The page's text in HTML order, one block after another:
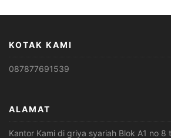
KOTAK KAMI
087877691539
ALAMAT
Kantor Kami di griya syariah Blok A1 no 8